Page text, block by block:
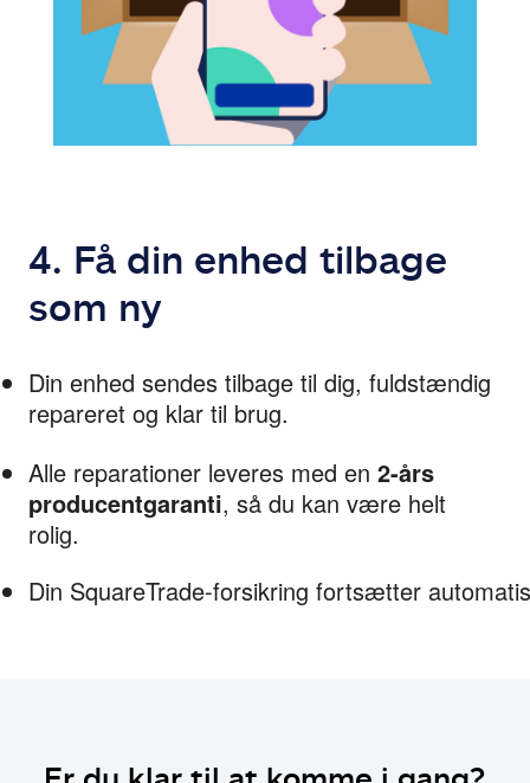
4. Få din enhed tilbage
som ny
Din enhed sendes tilbage til dig, fuldstændig
repareret og klar til brug.
Alle reparationer leveres med en 2-års
producentgaranti, så du kan være helt
rolig.
Din SquareTrade-forsikring fortsætter